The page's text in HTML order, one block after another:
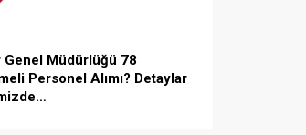
Genel Müdürlüğü 78
Personel Alımı? Detaylar